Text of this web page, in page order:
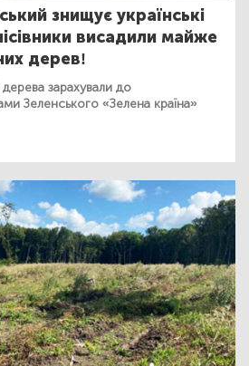
знищує українські
висадили майже
дерев!
дерева зарахували до
Зеленського «Зелена країна»